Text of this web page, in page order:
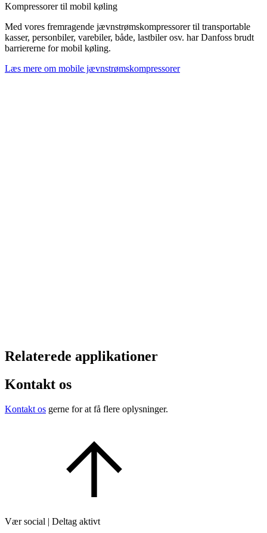
Kompressorer til mobil køling
Med vores fremragende jævnstrømskompressorer til transportable
kasser, personbiler, varebiler, både, lastbiler osv. har Danfoss brudt
barriererne for mobil køling.
Læs mere om mobile jævnstrømskompressorer
Relaterede applikationer
Kontakt os
Kontakt os gerne for at få flere oplysninger.
Vær social | Deltag aktivt